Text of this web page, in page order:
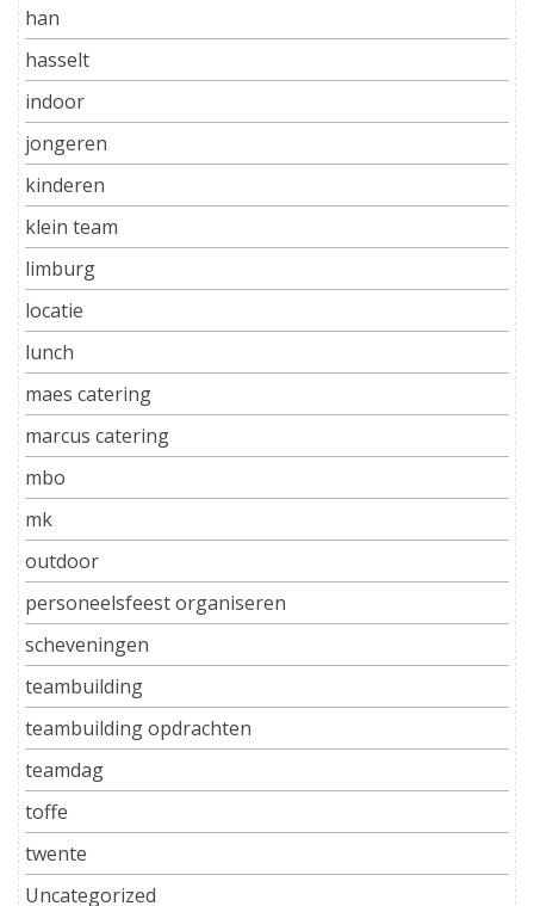
han
hasselt
indoor
jongeren
kinderen
klein team
limburg
locatie
lunch
maes catering
marcus catering
mbo
mk
outdoor
personeelsfeest organiseren
scheveningen
teambuilding
teambuilding opdrachten
teamdag
toffe
twente
Uncategorized